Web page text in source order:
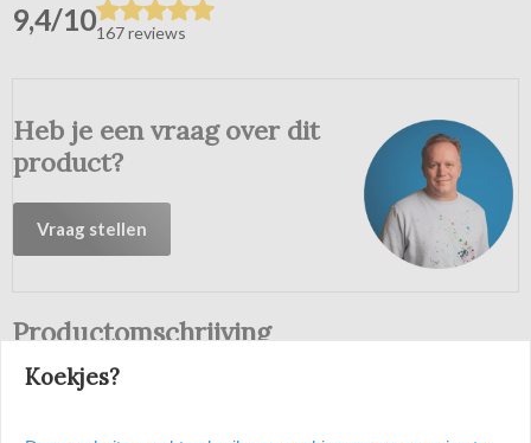
9,4/10167 reviews
Heb je een vraag over dit
product?
Vraag stellen
Productomschrijving
Ideaal om te schrijven, te tekenen en te schetsen. Ergonomisch
Koekjes?